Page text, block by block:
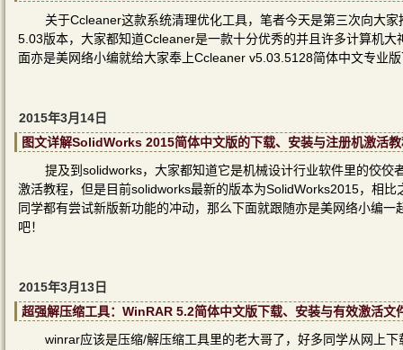
关于Ccleaner这款系统清理优化工具，笔者今天是第三次向大
5.03版本，大家都知道Ccleaner是一款十分优秀的并且许多计算机
面亦是美网络小编就给大家奉上Ccleaner v5.03.5128简体中文专业
2015年3月14日
图文详解SolidWorks 2015简体中文版的下载、安装与注册机激活
提及到solidworks，大家都知道它是机械设计行业软件里的佼
激活教程，但是目前solidworks最新的版本为SolidWorks2015，相
同学都有尝试新版新功能的冲动，那么下面就跟随亦是美网络小编
吧！
2015年3月13日
超强解压缩工具：WinRAR 5.2简体中文版下载、安装与有效激活文
winrar应该是压缩/解压缩工具里的老大哥了，好多同学从网上